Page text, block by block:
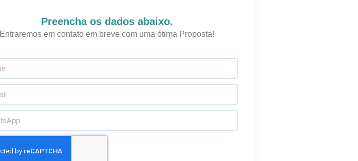
Preencha os dados abaixo.
Entraremos em contato em breve com uma ótima Proposta!